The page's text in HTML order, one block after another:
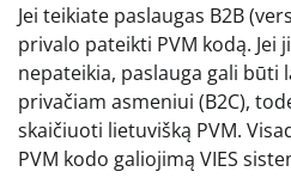
Jei teikiate paslaugas B2B
privalo pateikti PVM kodą. Jei
nepateikia, paslauga gali būti
privačiam asmeniui (B2C),
skaičiuoti lietuvišką PVM.
PVM kodo galiojimą VIES